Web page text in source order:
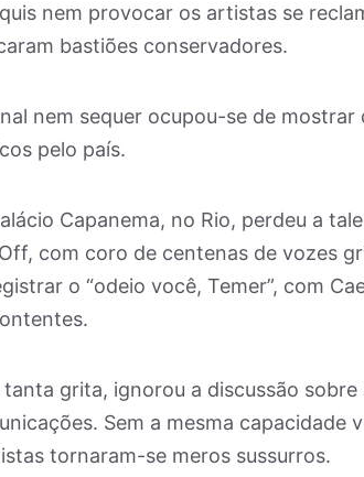
nem provocar os artistas se
bastiões conservadores.
nem sequer ocupou-se de
pelo país.
Capanema, no Rio, perdeu a
com coro de centenas de vozes
o “odeio você, Temer”, com
tanta grita, ignorou a discussão
Sem a mesma capacidade
tornaram-se meros sussurros.